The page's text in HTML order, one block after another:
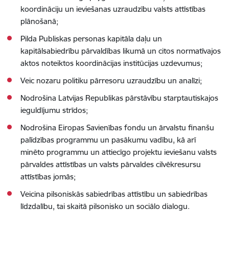
koordināciju un ieviešanas uzraudzību valsts attīstības
plānošanā;
Pilda Publiskas personas kapitāla daļu un
kapitālsabiedrību pārvaldības likumā un citos normatīvajos
aktos noteiktos koordinācijas institūcijas uzdevumus;
Veic nozaru politiku pārresoru uzraudzību un analīzi;
Nodrošina Latvijas Republikas pārstāvību starptautiskajos
ieguldījumu strīdos;
Nodrošina Eiropas Savienības fondu un ārvalstu finanšu
palīdzības programmu un pasākumu vadību, kā arī
minēto programmu un attiecīgo projektu ieviešanu valsts
pārvaldes attīstības un valsts pārvaldes cilvēkresursu
attīstības jomās;
Veicina pilsoniskās sabiedrības attīstību un sabiedrības
līdzdalību, tai skaitā pilsonisko un sociālo dialogu.